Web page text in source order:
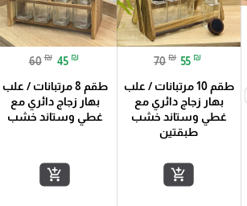
70 ₪ 55 ₪
طقم 10 مرتبانات / علب
بهار زجاج دائري مع
غطي وستاند خشب
طبقتين
add_shopping_cart
60 ₪ 45 ₪
طقم 8 مرتبانات / علب
بهار زجاج دائري مع
غطي وستاند خشب
add_shopping_cart